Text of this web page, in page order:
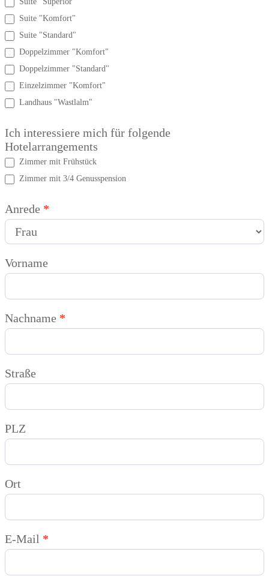
Suite "Komfort"
Suite "Standard"
Doppelzimmer "Komfort"
Doppelzimmer "Standard"
Einzelzimmer "Komfort"
Landhaus "Wastlalm"
Ich interessiere mich für folgende
Hotelarrangements
Zimmer mit Frühstück
Zimmer mit 3/4 Genusspension
Anrede *
Vorname
Nachname *
Straße
PLZ
Ort
E-Mail *